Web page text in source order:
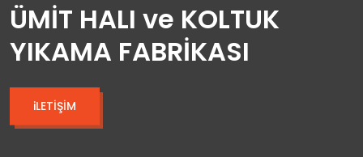
ÜMİT HALI ve KOLTUK
YIKAMA FABRİKASI
iLETİŞİM